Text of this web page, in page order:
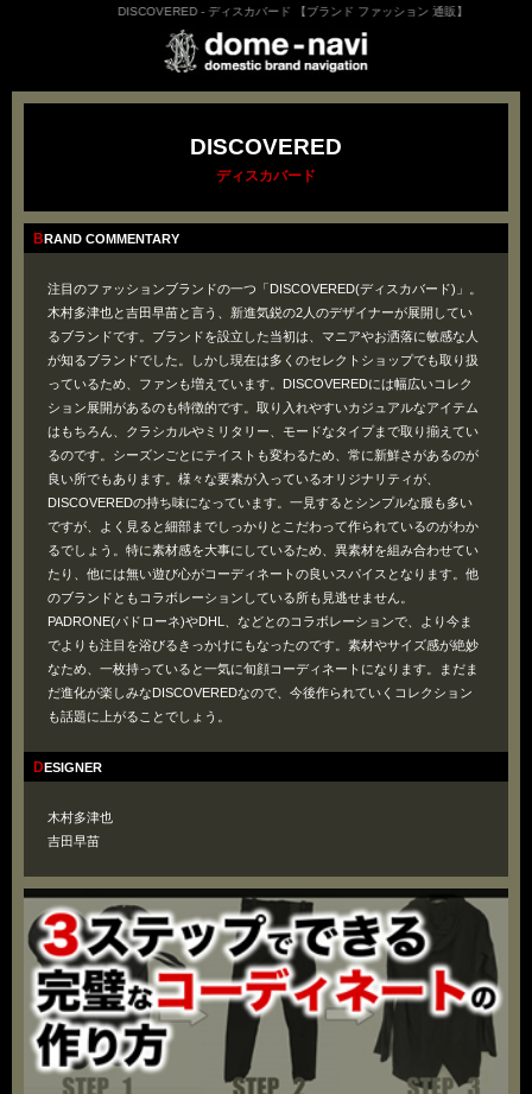
DISCOVERED - ディスカバード 【ブランド ファッション 通販】
DISCOVERED
ディスカバード
BRAND COMMENTARY
注目のファッションブランドの一つ「DISCOVERED(ディスカバード)」。
木村多津也と吉田早苗と言う、新進気鋭の2人のデザイナーが展開してい
るブランドです。ブランドを設立した当初は、マニアやお洒落に敏感な人
が知るブランドでした。しかし現在は多くのセレクトショップでも取り扱
っているため、ファンも増えています。DISCOVEREDには幅広いコレク
ション展開があるのも特徴的です。取り入れやすいカジュアルなアイテム
はもちろん、クラシカルやミリタリー、モードなタイプまで取り揃えてい
るのです。シーズンごとにテイストも変わるため、常に新鮮さがあるのが
良い所でもあります。様々な要素が入っているオリジナリティが、
DISCOVEREDの持ち味になっています。一見するとシンプルな服も多い
ですが、よく見ると細部までしっかりとこだわって作られているのがわか
るでしょう。特に素材感を大事にしているため、異素材を組み合わせてい
たり、他には無い遊び心がコーディネートの良いスパイスとなります。他
のブランドともコラボレーションしている所も見逃せません。
PADRONE(パドローネ)やDHL、などとのコラボレーションで、より今ま
でよりも注目を浴びるきっかけにもなったのです。素材やサイズ感が絶妙
なため、一枚持っていると一気に旬顔コーディネートになります。まだま
だ進化が楽しみなDISCOVEREDなので、今後作られていくコレクション
も話題に上がることでしょう。
DESIGNER
木村多津也
吉田早苗